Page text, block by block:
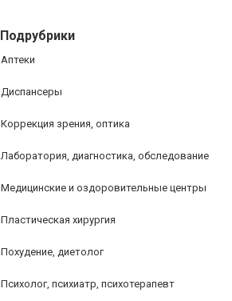
Подрубрики
Аптеки
Диспансеры
Коррекция зрения, оптика
Лаборатория, диагностика, обследование
Медицинские и оздоровительные центры
Пластическая хирургия
Похудение, диетолог
Психолог, психиатр, психотерапевт